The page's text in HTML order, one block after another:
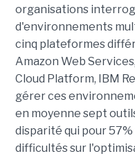
organisations
d'environnements
cinq plateformes
Amazon Web
Cloud Platform, IBM
gérer ces
en moyenne sept
disparité qui pour
difficultés sur